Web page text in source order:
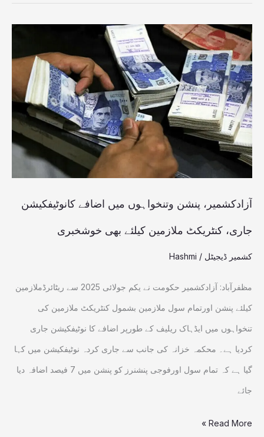
آزادکشمیر، پنشن وتنخواہوں میں اضافے کانوٹیفکیشن
جاری، کنٹریکٹ ملازمین کیلئے بھی خوشخبری
کشمیر ڈیجیٹل /
Hashmi
مظفرآباد: آزادکشمیر حکومت نے یکم جولائی 2025 سے ریٹائرڈملازمین
کیلئے پنشن اورتمام سول ملازمین بشمول کنٹریکٹ ملازمین کی
تنخواہوں میں ایڈہاک ریلیف کے طورپر اضافے کا نوٹیفکیشن جاری
کردیا ہے۔ محکمہ خزانہ کی جانب سے جاری کردہ نوٹیفکیشن میں کہا
گیا ہے کہ تمام سول اورفوجی پنشنرز کو پنشن میں 7 فیصد اضافہ دیا
جائے
آزادکشمیر،
پنشن
وتنخواہوں
میں
اضافے
کانوٹیفکیشن
جاری،
کنٹریکٹ
ملازمین
خوشخبری
Read More »